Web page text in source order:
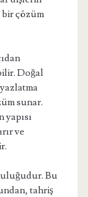
bir çözüm
Doğal
sunar.
yapısı
ve
Bu
tahriş